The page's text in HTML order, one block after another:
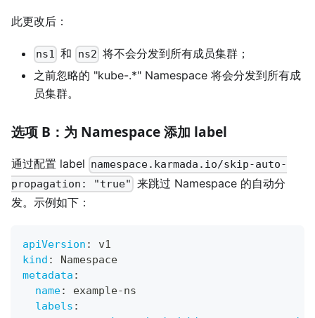
此更改后：
ns1 和 ns2 将不会分发到所有成员集群；
之前忽略的 "kube-.*" Namespace 将会分发到所有成
员集群。
选项 B：为 Namespace 添加 label
通过配置 label namespace.karmada.io/skip-auto-
propagation: "true" 来跳过 Namespace 的自动分
发。示例如下：
apiVersion :
v1
kind :
Namespace
metadata :
name: example-ns
labels :